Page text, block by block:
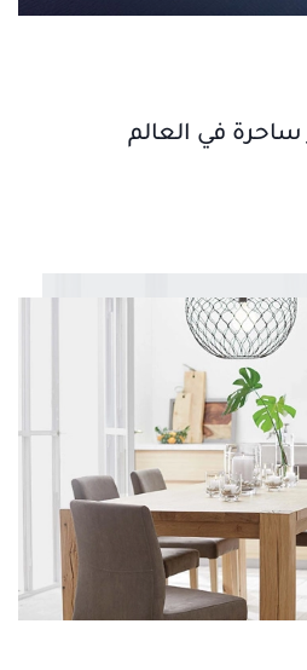
حكايات 7 جزر ساحرة في العالم